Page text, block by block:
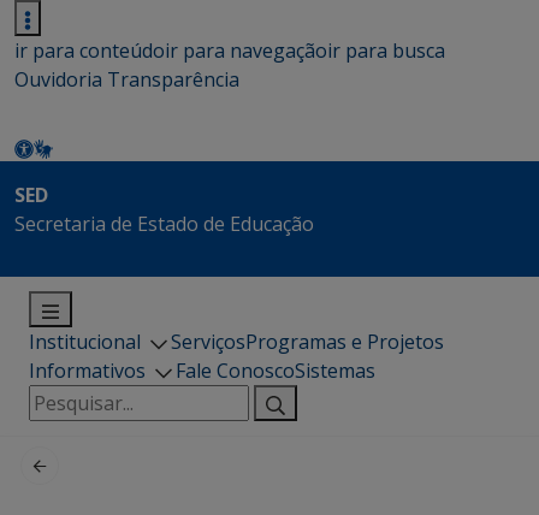
ir para conteúdoir para navegaçãoir para busca
Ouvidoria Transparência
SED
Secretaria de Estado de Educação
Institucional ServiçosProgramas e Projetos
Informativos
Fale ConoscoSistemas
Pesquisar
por: